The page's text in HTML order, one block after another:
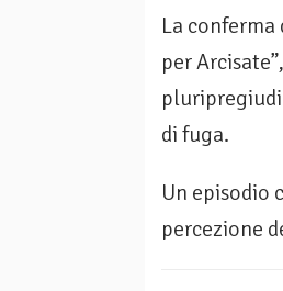
La
per
di fuga.
Un episodio
percezione